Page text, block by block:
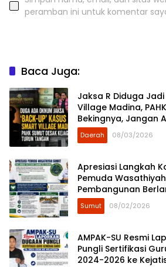
peramban ini untuk komentar
Baca Juga:
Jaksa R Diduga
Village Madina,
Bekingnya, Jangan
Hukum!
Daerah 08/03/2026
Apresiasi Langkah
Pemuda
Pembangunan
Sumut 08/02/2026
AMPAK-SU Resmi
Pungli Sertifikasi
2024-2026 ke